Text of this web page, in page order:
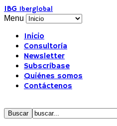
IBG Iberglobal
Menu
Inicio
Consultoría
Newsletter
Subscríbase
Quiénes somos
Contáctenos